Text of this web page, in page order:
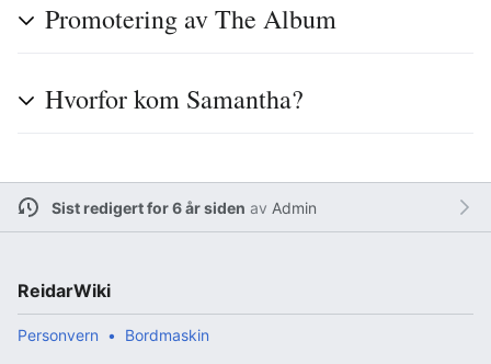
Promotering av The Album
Hvorfor kom Samantha?
Sist redigert for 6 år siden av Admin
ReidarWiki
Personvern Bordmaskin